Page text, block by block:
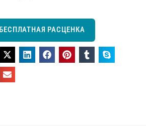
БЕСПЛАТНАЯ РАСЦЕНКА